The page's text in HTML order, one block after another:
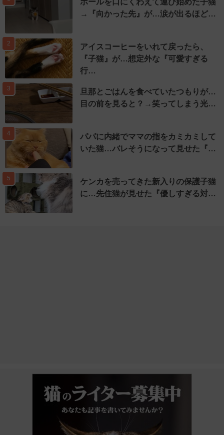
ボールを口にくわえて運び始めた子猫
→『向かった先』が…涙が出るほど…
2
アイスコーヒーをいれて戻ったら、
『子猫』が…想定外な『可愛すぎる
行…
3
旦那とごはんを食べていたつもりが…
目の前を見ると？→笑ってしまう光…
4
パパに内緒でママの指をカミカミして
いた猫…バレそうになって見せた『…
5
ケンカを売ってきた新入りの保護子猫
に…先住猫が見せた『優しすぎる対…